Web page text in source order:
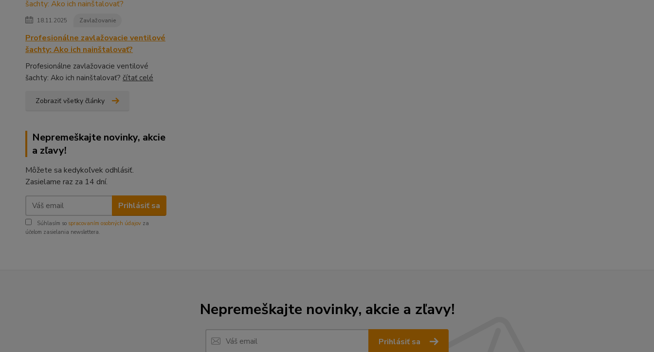
18.11.2025 Zavlažovanie
Profesionálne zavlažovacie ventilové
šachty: Ako ich nainštalovať?
Profesionálne zavlažovacie ventilové
šachty: Ako ich nainštalovať? čítať celé
Zobraziť všetky články
Nepremeškajte novinky, akcie
a zľavy!
Môžete sa kedykoľvek odhlásiť.
Zasielame raz za 14 dní.
Prihlásiť sa
Súhlasím so spracovaním osobných údajov za
účelom zasielania newslettera.
Nepremeškajte novinky, akcie a zľavy!
Prihlásiť sa